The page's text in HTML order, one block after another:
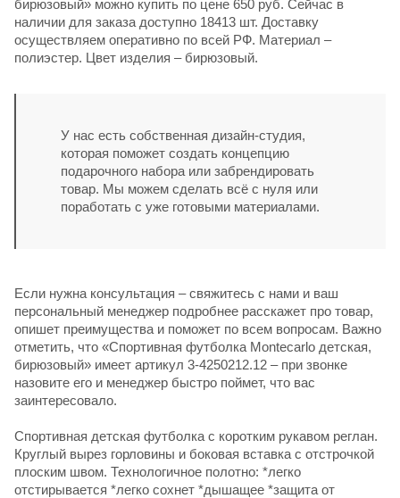
бирюзовый» можно купить по цене 650 руб. Сейчас в
наличии для заказа доступно 18413 шт. Доставку
осуществляем оперативно по всей РФ. Материал –
полиэстер. Цвет изделия – бирюзовый.
У нас есть собственная дизайн-студия,
которая поможет создать концепцию
подарочного набора или забрендировать
товар. Мы можем сделать всё с нуля или
поработать с уже готовыми материалами.
Если нужна консультация – свяжитесь с нами и ваш
персональный менеджер подробнее расскажет про товар,
опишет преимущества и поможет по всем вопросам. Важно
отметить, что «Спортивная футболка Montecarlo детская,
бирюзовый» имеет артикул 3-4250212.12 – при звонке
назовите его и менеджер быстро поймет, что вас
заинтересовало.
Спортивная детская футболка с коротким рукавом реглан.
Круглый вырез горловины и боковая вставка с отстрочкой
плоским швом. Технологичное полотно: *легко
отстирывается *легко сохнет *дышащее *защита от